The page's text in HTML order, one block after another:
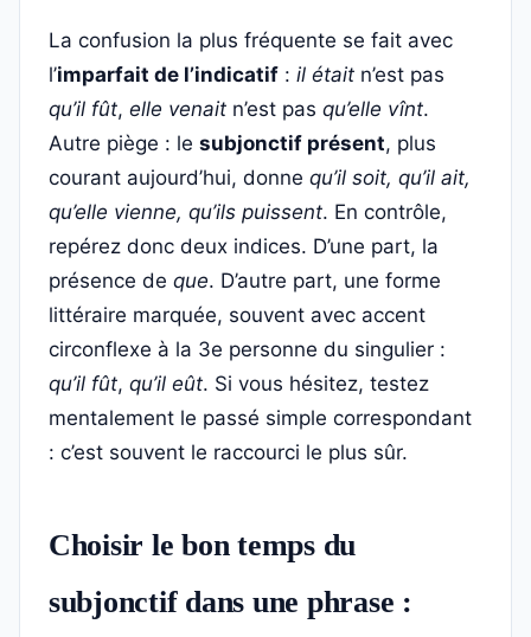
La confusion la plus fréquente se fait avec
l’imparfait de l’indicatif : il était n’est pas
qu’il fût, elle venait n’est pas qu’elle vînt.
Autre piège : le subjonctif présent, plus
courant aujourd’hui, donne qu’il soit, qu’il ait,
qu’elle vienne, qu’ils puissent. En contrôle,
repérez donc deux indices. D’une part, la
présence de que. D’autre part, une forme
littéraire marquée, souvent avec accent
circonflexe à la 3e personne du singulier :
qu’il fût, qu’il eût. Si vous hésitez, testez
mentalement le passé simple correspondant
: c’est souvent le raccourci le plus sûr.
Choisir le bon temps du
subjonctif dans une phrase :